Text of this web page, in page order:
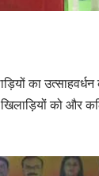
का
को और